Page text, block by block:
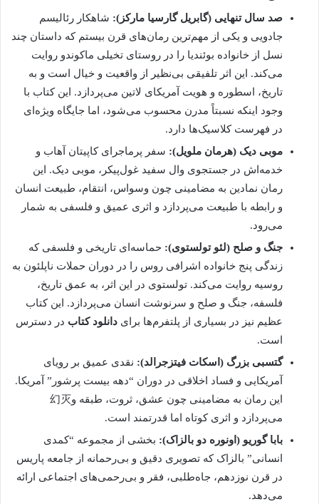
صد سال تنهایی (گابریل گارسیا مارکز): شاهکار رئالیسم
جادویی و یکی از مهم‌ترین رمان‌های قرن بیستم که داستان چند
نسل از خانواده بوئندیا را در روستای تخیلی ماکوندو روایت
می‌کند. این اثر تلفیقی بی‌نظیر از واقعیت و خیال است و به
تاریخ، اسطوره و هویت آمریکای لاتین می‌پردازد. این کتاب با
وجود اینکه نسبتاً مدرن محسوب می‌شود، اما جایگاه ویژه‌ای
در فهرست کلاسیک‌ها دارد.
موبی دیک (هرمان ملویل): سفر پرماجرای کاپیتان آهاب و
خدمه‌اش در جستجوی وال سفید غول‌پیکر، موبی دیک. این
رمان نمادین به مضامینی چون وسواس، انتقام، طبیعت انسان
و رابطه با طبیعت می‌پردازد و اثری عمیق و فلسفی به شمار
می‌رود.
جنگ و صلح (لئو تولستوی): حماسه‌ای تاریخی و فلسفی که
زندگی پنج خانواده اشرافی روس را در دوران حملات ناپلئون به
روسیه روایت می‌کند. تولستوی در این اثر، به عمق تاریخ،
فلسفه، جنگ و صلح و سرنوشت انسان می‌پردازد. این کتاب
عظیم نیز در بسیاری از پلتفرم‌ها برای دانلود کتاب در دسترس
است.
گتسبی بزرگ (اسکات فیتزجرالد): نقدی عمیق بر رویای
آمریکایی و فساد اخلاقی در دوران “دهه بیست پرشور” آمریکا.
این رمان به مضامینی چون عشق، ثروت، طبقه و幻灭
می‌پردازد و اثری کوتاه اما قدرتمند است.
بابا گوریو (اونوره دو بالزاک): بخشی از مجموعه “کمدی
انسانی” بالزاک که تصویری دقیق و بی‌رحمانه از جامعه پاریس
در قرن نوزدهم، جاه‌طلبی، فقر و بی‌رحمی‌های اجتماعی ارائه
می‌دهد.